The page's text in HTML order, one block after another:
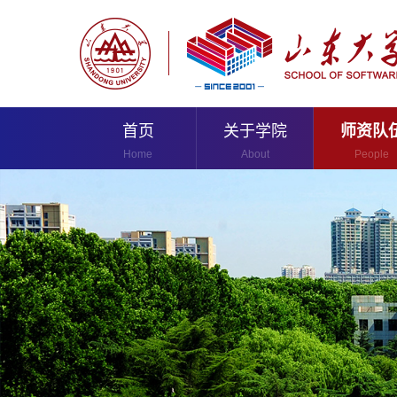
首页
Home
关于学院
About
师资队
People